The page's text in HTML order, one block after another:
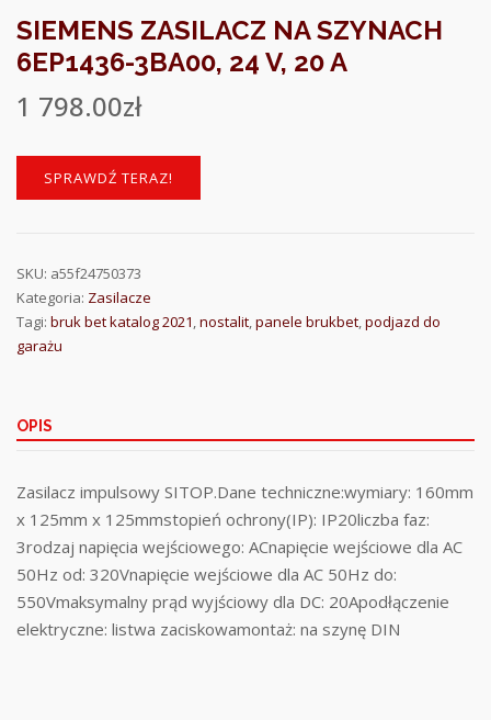
SIEMENS ZASILACZ NA SZYNACH
6EP1436-3BA00, 24 V, 20 A
1 798.00zł
SPRAWDŹ TERAZ!
SKU: a55f24750373
Kategoria: Zasilacze
Tagi: bruk bet katalog 2021,nostalit,panele brukbet,podjazd do
garażu
OPIS
Zasilacz impulsowy SITOP.Dane techniczne:wymiary: 160mm
x 125mm x 125mmstopień ochrony(IP): IP20liczba faz:
3rodzaj napięcia wejściowego: ACnapięcie wejściowe dla AC
50Hz od: 320Vnapięcie wejściowe dla AC 50Hz do:
550Vmaksymalny prąd wyjściowy dla DC: 20Apodłączenie
elektryczne: listwa zaciskowamontaż: na szynę DIN